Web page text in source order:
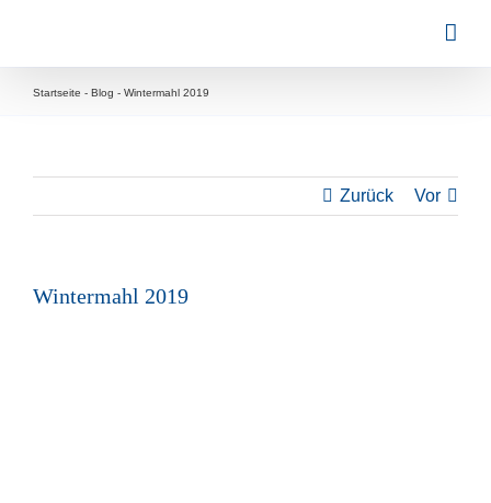
springen
Startseite - Blog - Wintermahl 2019
Zurück Vor
Wintermahl 2019